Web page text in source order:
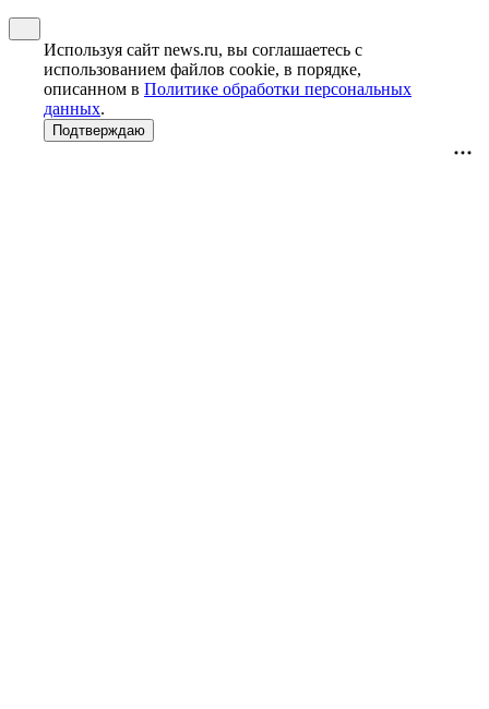
Используя сайт news.ru, вы соглашаетесь с
использованием файлов cookie, в порядке,
описанном в Политике обработки персональных
данных.
Подтверждаю